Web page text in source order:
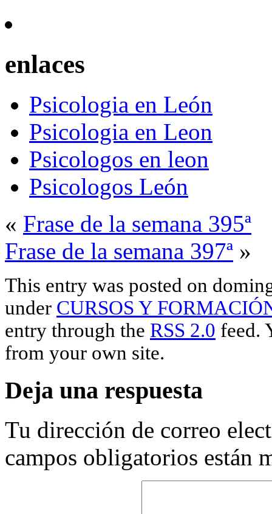
enlaces
Psicologia en León
Psicologia en Leon
Psicologos en leon
Psicologos León
« Frase de la semana 395ª
Frase de la semana 397ª »
This entry was posted on
under CURSOS Y
entry through the RSS 2.0 feed.
from your own site.
Deja una respuesta
Tu dirección de correo
campos obligatorios están